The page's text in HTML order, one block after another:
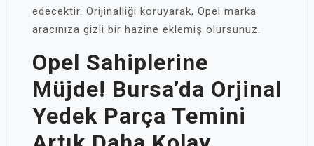
edecektir. Orijinalliği koruyarak, Opel marka
aracınıza gizli bir hazine eklemiş olursunuz.
Opel Sahiplerine
Müjde! Bursa’da Orjinal
Yedek Parça Temini